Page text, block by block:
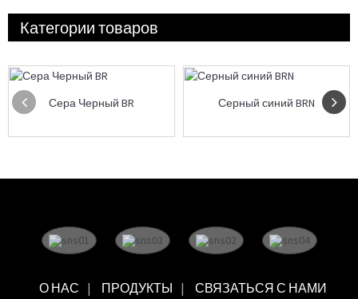
Категории товаров
Сера Черный BR Серный синий BRN
О НАС ПРОДУКТЫ СВЯЗАТЬСЯ С НАМИ